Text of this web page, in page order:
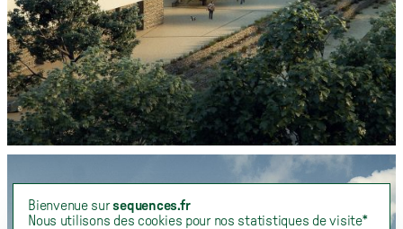
Perspective extérieure concours - vue depuis la route d'accès
Bienvenue sursequences.fr
Nous utilisons des cookies pour nos statistiques de visite*